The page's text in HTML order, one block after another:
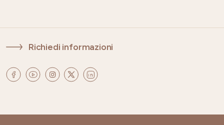
Richiedi informazioni